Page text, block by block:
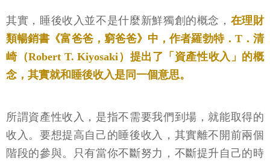
其實，睡後收入並不是什麼新鮮獨創的概念， 在理財
類暢銷書《富爸爸，窮爸爸》中，作者羅勃特．T．清
崎（Robert T. Kiyosaki）提出了「資產性收入」的概
念，其實就和睡後收入是同一個意思。
所謂資產性收入，是指不需要我們到場，就能取得的
收入。要想提高自己的睡後收入，其實離不開前兩個
階段的參與。只有當你不斷努力，不斷提升自己的時